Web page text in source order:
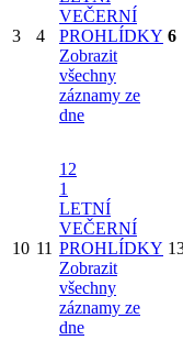
3 4
VEČERNÍ
PROHLÍDKY
Zobrazit
všechny
záznamy ze
dne
6
10 11
12
1
LETNÍ
VEČERNÍ
PROHLÍDKY
Zobrazit
všechny
záznamy ze
dne